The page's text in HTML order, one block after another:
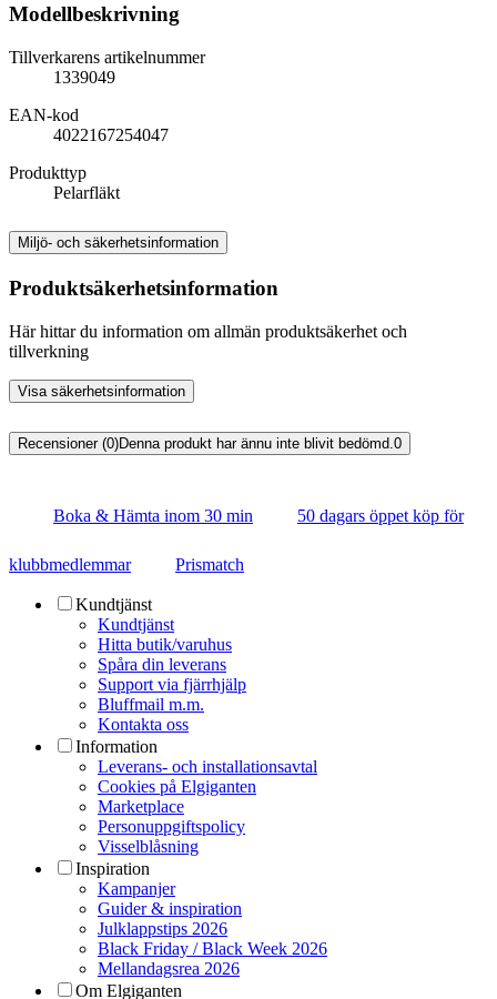
Modellbeskrivning
Tillverkarens artikelnummer
1339049
EAN-kod
4022167254047
Produkttyp
Pelarfläkt
Miljö- och säkerhetsinformation
Produktsäkerhetsinformation
Här hittar du information om allmän produktsäkerhet och
tillverkning
Visa säkerhetsinformation
Recensioner (0)Denna produkt har ännu inte blivit bedömd. 0
Boka & Hämta inom 30 min 50 dagars öppet köp för
klubbmedlemmar Prismatch
Kundtjänst
Kundtjänst
Hitta butik/varuhus
Spåra din leverans
Support via fjärrhjälp
Bluffmail m.m.
Kontakta oss
Information
Leverans- och installationsavtal
Cookies på Elgiganten
Marketplace
Personuppgiftspolicy
Visselblåsning
Inspiration
Kampanjer
Guider & inspiration
Julklappstips 2026
Black Friday / Black Week 2026
Mellandagsrea 2026
Om Elgiganten